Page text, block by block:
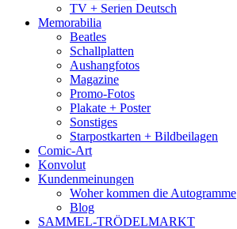
TV + Serien Deutsch
Memorabilia
Beatles
Schallplatten
Aushangfotos
Magazine
Promo-Fotos
Plakate + Poster
Sonstiges
Starpostkarten + Bildbeilagen
Comic-Art
Konvolut
Kundenmeinungen
Woher kommen die Autogramme
Blog
SAMMEL-TRÖDELMARKT